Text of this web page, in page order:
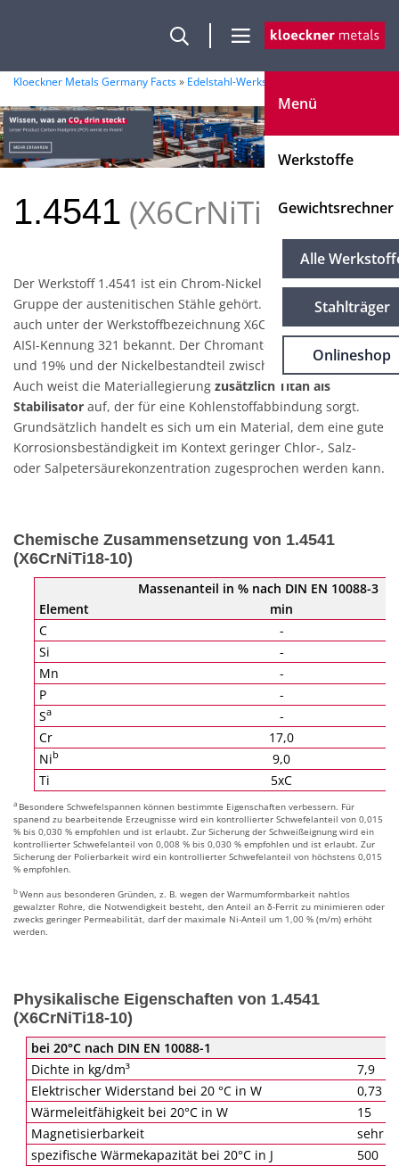
Menü
Werkstoffe
Gewichtsrechner
Alle
Stahlträger
Onlineshop
Kloeckner Metals Germany Facts» Edelstahl-Werkstoffe
1.4541 X6CrNiTi18-10
Der Werkstoff 1.4541 ist ein Chrom-Nickel Stahl, der zu der
Gruppe der austenitischen Stähle gehört. Eben dieser ist
auch unter der Werkstoffbezeichnung X6CrNiTi18-10 bzw. der
AISI-Kennung 321 bekannt. Der Chromanteil liegt zwischen 17
und 19% und der Nickelbestandteil zwischen 9 und 12%.
Auch weist die Materiallegierung zusätzlich Titan als
Stabilisator auf, der für eine Kohlenstoffabbindung sorgt.
Grundsätzlich handelt es sich um ein Material, dem eine gute
Korrosionsbeständigkeit im Kontext geringer Chlor-, Salz-
oder Salpetersäurekonzentration zugesprochen werden kann.
Chemische Zusammensetzung von 1.4541
(X6CrNiTi18-10)
Massenanteil in % nach DIN EN 10088-3
Element
min
C
-
Si
-
Mn
-
P
-
Sa
-
Cr
17,0
Nib
9,0
Ti
5xC
a Besondere Schwefelspannen können bestimmte Eigenschaften verbessern. Für
spanend zu bearbeitende Erzeugnisse wird ein kontrollierter Schwefelanteil von 0,015
% bis 0,030 % empfohlen und ist erlaubt. Zur Sicherung der Schweißeignung wird ein
kontrollierter Schwefelanteil von 0,008 % bis 0,030 % empfohlen und ist erlaubt. Zur
Sicherung der Polierbarkeit wird ein kontrollierter Schwefelanteil von höchstens 0,015
% empfohlen.
b Wenn aus besonderen Gründen, z. B. wegen der Warmumformbarkeit nahtlos
gewalzter Rohre, die Notwendigkeit besteht, den Anteil an δ-Ferrit zu minimieren oder
zwecks geringer Permeabilität, darf der maximale Ni-Anteil um 1,00 % (m/m) erhöht
werden.
Physikalische Eigenschaften von 1.4541
(X6CrNiTi18-10)
bei 20°C nach DIN EN 10088-1
Dichte in kg/dm³
7,9
Elektrischer Widerstand bei 20 °C in W
0,73
Wärmeleitfähigkeit bei 20°C in W
15
Magnetisierbarkeit
sehr
spezifische Wärmekapazität bei 20°C in J
500